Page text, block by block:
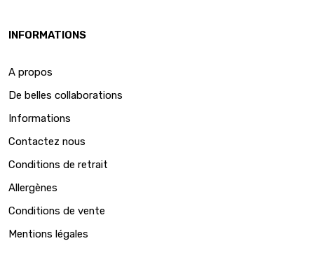
INFORMATIONS
A propos
De belles collaborations
Informations
Contactez nous
Conditions de retrait
Allergènes
Conditions de vente
Mentions légales